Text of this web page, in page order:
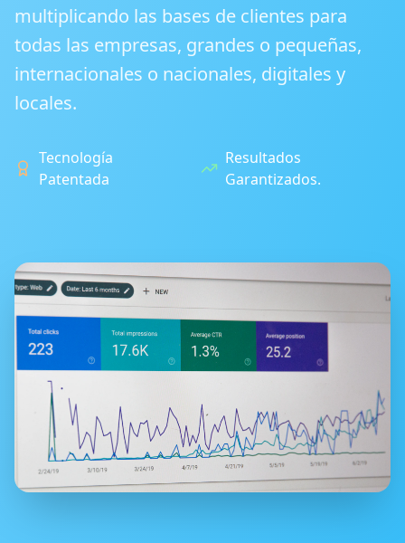
multiplicando las bases de clientes para
todas las empresas, grandes o pequeñas,
internacionales o nacionales, digitales y
locales.
Tecnología
Patentada
Resultados
Garantizados.